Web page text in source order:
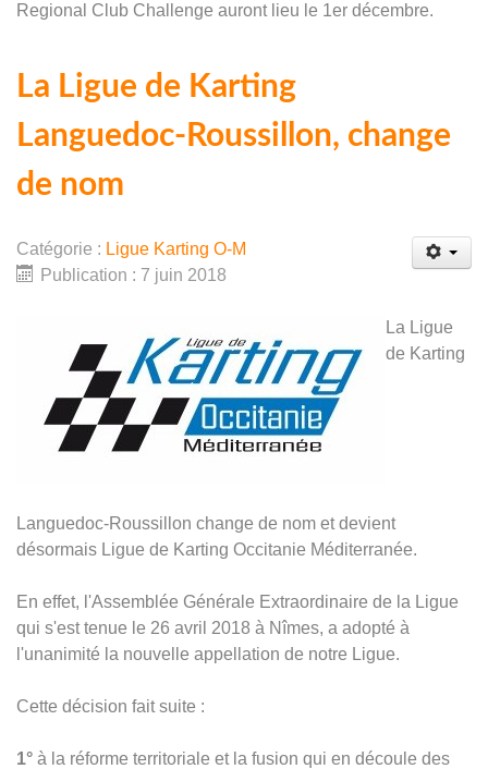
Regional Club Challenge auront lieu le 1er décembre.
La Ligue de Karting
Languedoc-Roussillon, change
de nom
Catégorie : Ligue Karting O-M
Publication : 7 juin 2018
La Ligue
de Karting
Languedoc-Roussillon change de nom et devient
désormais Ligue de Karting Occitanie Méditerranée.
En effet, l'Assemblée Générale Extraordinaire de la Ligue
qui s'est tenue le 26 avril 2018 à Nîmes, a adopté à
l'unanimité la nouvelle appellation de notre Ligue.
Cette décision fait suite :
1° à la réforme territoriale et la fusion qui en découle des